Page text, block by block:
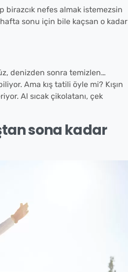
birazcık nefes almak istemezsin
sonu için bile kaçsan o kadar
denizden sonra temizlen…
Ama kış tatili öyle mi? Kışın
Al sıcak çikolatanı, çek
sona kadar